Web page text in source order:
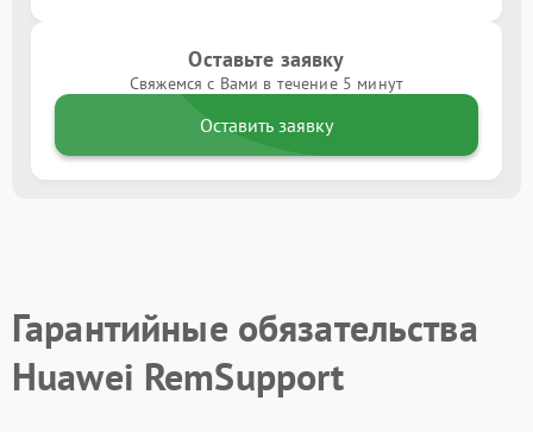
Оставьте заявку
Свяжемся с Вами в течение 5 минут
Оставить заявку
Гарантийные обязательства
Huawei RemSupport